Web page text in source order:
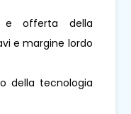
e offerta della
e margine lordo
della tecnologia